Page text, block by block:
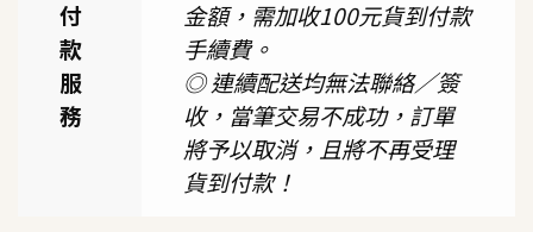
付
款
服
務
金額，需加收100元貨到付款
手續費。
◎ 連續配送均無法聯絡／簽
收，當筆交易不成功，訂單
將予以取消，且將不再受理
貨到付款！